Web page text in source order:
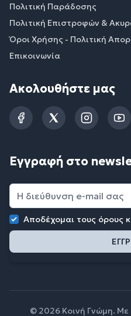
Πολιτική Παράδοσης
Πολιτική Επιστροφών &
Όροι Χρήσης - Πολιτική
Επικοινωνία
Ακολουθήστε μας
FacebookTwitterInstagram
Εγγραφή στο
Αποδέχομαι τους όρους
© 2026 Κοινή Γνώμη. Με